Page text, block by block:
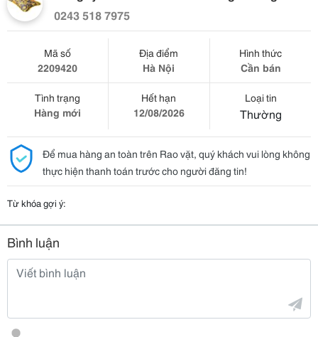
0243 518 7975
Mã số
2209420
Địa điểm
Hà Nội
Hình thức
Cần bán
Tình trạng
Hàng mới
Hết hạn
12/08/2026
Loại tin
Thường
Để mua hàng an toàn trên Rao vặt, quý khách vui lòng không
thực hiện thanh toán trước cho người đăng tin!
Từ khóa gợi ý:
Bình luận